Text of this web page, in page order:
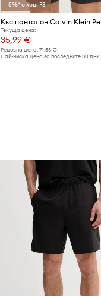
-5%* с код: FS
Текуща цена:
35,99 €
Редовна цена:71,53 €
Най-ниска цена за последните 30 дни: